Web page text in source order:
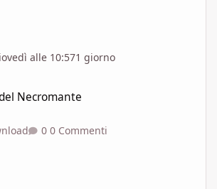
alle 10:571 giorno
Necromante
0 Commenti